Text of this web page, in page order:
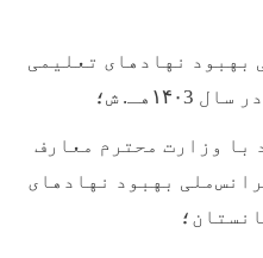
بهبود نهادهای تعلیمی
سال ۱۴۰3 هـ. ش؛
با وزارت محترم معارف
ملی بهبود نهادهای